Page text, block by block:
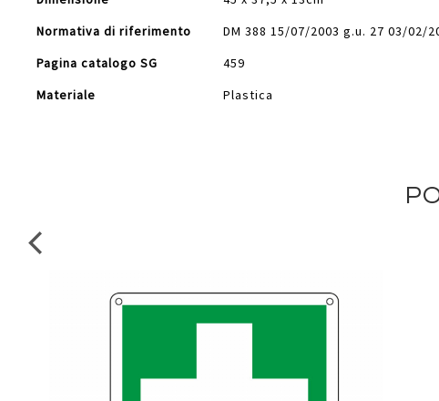
Normativa di riferimento
DM 388 15/07/2003 g.u. 27 03/02/
Pagina catalogo SG
459
Materiale
Plastica